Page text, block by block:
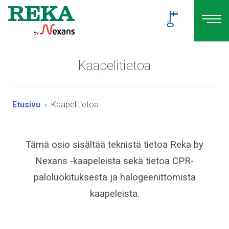
Kaapelitietoa
Etusivu Kaapelitietoa
Tämä osio sisältää teknistä tietoa Reka by
Nexans -kaapeleista sekä tietoa CPR-
paloluokituksesta ja halogeenittomista
kaapeleista.